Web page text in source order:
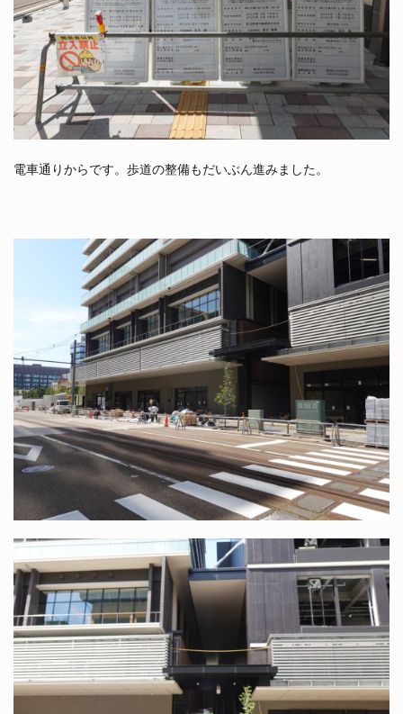
電車通りからです。歩道の整備もだいぶん進みました。